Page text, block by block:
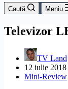
Caută Meniu
Televizor
TV Land
12 iulie 2018
Mini-Review